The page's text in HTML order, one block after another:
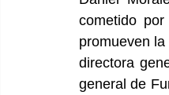
cometido
promueven
directora
general de